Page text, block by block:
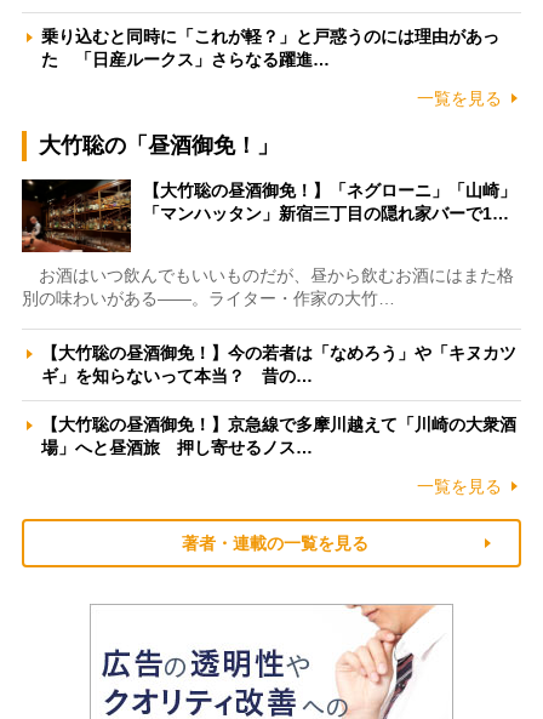
乗り込むと同時に「これが軽？」と戸惑うのには理由があっ
た 「日産ルークス」さらなる躍進…
一覧を見る
大竹聡の「昼酒御免！」
【大竹聡の昼酒御免！】「ネグローニ」「山崎」
「マンハッタン」新宿三丁目の隠れ家バーで1…
お酒はいつ飲んでもいいものだが、昼から飲むお酒にはまた格
別の味わいがある――。ライター・作家の大竹…
【大竹聡の昼酒御免！】今の若者は「なめろう」や「キヌカツ
ギ」を知らないって本当？ 昔の…
【大竹聡の昼酒御免！】京急線で多摩川越えて「川崎の大衆酒
場」へと昼酒旅 押し寄せるノス…
一覧を見る
著者・連載の一覧を見る